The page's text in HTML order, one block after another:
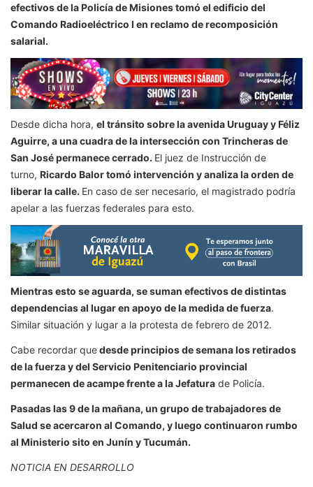
efectivos de la Policía de Misiones tomó el edificio del
Comando Radioeléctrico I en reclamo de recomposición
salarial.
Desde dicha hora, el tránsito sobre la avenida Uruguay y Féliz
Aguirre, a una cuadra de la intersección con Trincheras de
San José permanece cerrado. El juez de Instrucción de
turno, Ricardo Balor tomó intervención y analiza la orden de
liberar la calle. En caso de ser necesario, el magistrado podría
apelar a las fuerzas federales para esto.
Mientras esto se aguarda, se suman efectivos de distintas
dependencias al lugar en apoyo de la medida de fuerza.
Similar situación y lugar a la protesta de febrero de 2012.
Cabe recordar quedesde principios de semana los retirados
de la fuerza y del Servicio Penitenciario provincial
permanecen de acampe frente a la Jefatura de Policía.
Pasadas las 9 de la mañana, un grupo de trabajadores de
Salud se acercaron al Comando, y luego continuaron rumbo
al Ministerio sito en Junín y Tucumán.
NOTICIA EN DESARROLLO